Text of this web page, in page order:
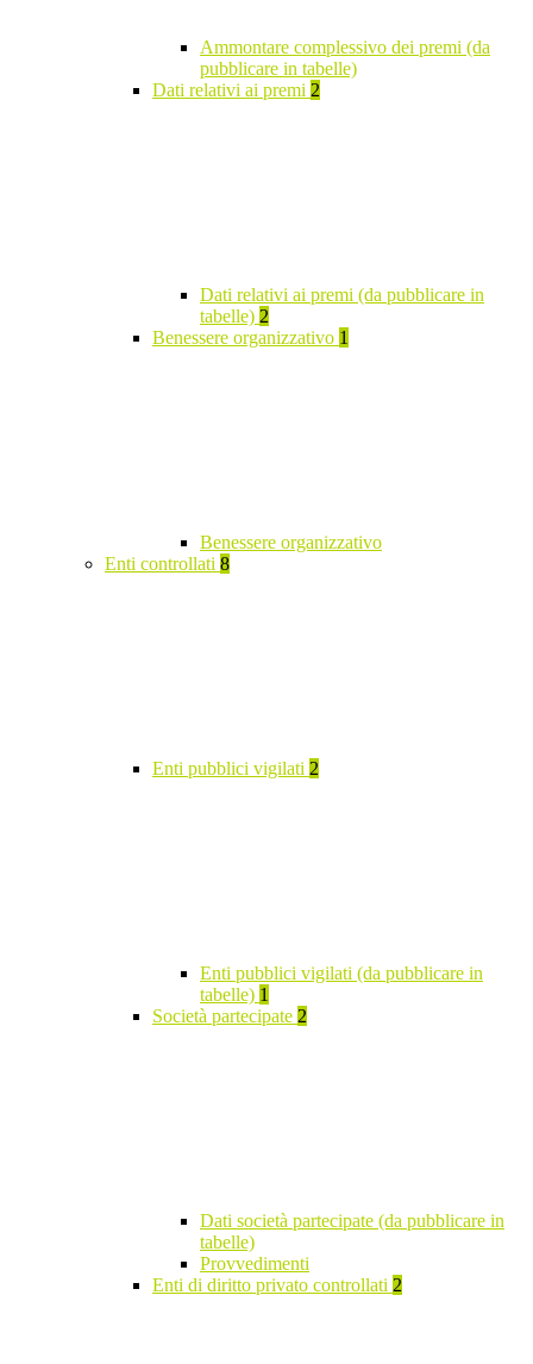
Ammontare complessivo dei premi (da
pubblicare in tabelle)
Dati relativi ai premi 2
Dati relativi ai premi (da pubblicare in
tabelle) 2
Benessere organizzativo 1
Benessere organizzativo
Enti controllati 8
Enti pubblici vigilati 2
Enti pubblici vigilati (da pubblicare in
tabelle) 1
Società partecipate 2
Dati società partecipate (da pubblicare in
tabelle)
Provvedimenti
Enti di diritto privato controllati 2